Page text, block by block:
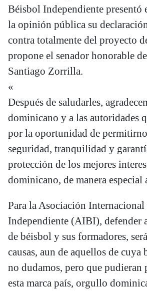
Béisbol Independiente presentó
la opinión pública su
contra totalmente del proyecto
propone el senador honorable
Santiago Zorrilla.
«
Después de saludarles,
dominicano y a las autoridades
por la oportunidad de
seguridad, tranquilidad y
protección de los mejores
dominicano, de manera especial
Para la Asociación
Independiente (AIBI), defender
de béisbol y sus formadores,
causas, aun de aquellos de cuya
no dudamos, pero que pudieran
esta marca país, orgullo